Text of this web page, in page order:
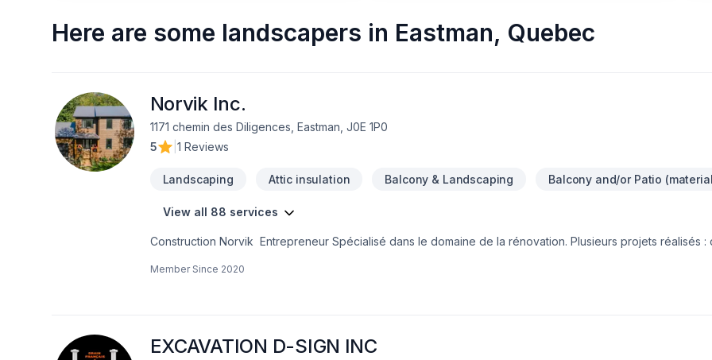
Here are some landscapers in Eastman, Quebec
Norvik Inc.
1171 chemin des Diligences, Eastman, J0E 1P0
5
1 Reviews
Landscaping Attic insulation Balcony & Landscaping Balcony and/or Patio
View all 88 services
Construction Norvik Entrepreneur Spécialisé dans le domaine de la rénovation. Plusieurs projets réalisés : cuisine, salle de
et plusieurs autres. Construction d'agrandissement et rénovations complètes de maison. Travaux de style architectural.
Member Since 2020
EXCAVATION D-SIGN INC